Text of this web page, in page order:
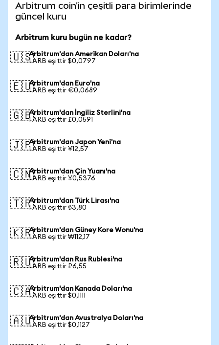
Arbitrum coin'in çeşitli para birimlerinde
güncel kuru
Arbitrum kuru bugün ne kadar?
🇺🇸Arbitrum'dan Amerikan Doları'na
1 ARB eşittir $0,0797
🇪🇺Arbitrum'dan Euro'na
1 ARB eşittir €0,0689
🇬🇧Arbitrum'dan İngiliz Sterlini'na
1 ARB eşittir £0,0591
🇯🇵Arbitrum'dan Japon Yeni'na
1 ARB eşittir ¥12,57
🇨🇳Arbitrum'dan Çin Yuanı'na
1 ARB eşittir ¥0,5376
🇹🇷Arbitrum'dan Türk Lirası'na
1 ARB eşittir ₺3,80
🇰🇷Arbitrum'dan Güney Kore Wonu'na
1 ARB eşittir ₩112,17
🇷🇺Arbitrum'dan Rus Rublesi'na
1 ARB eşittir ₽6,55
🇨🇦Arbitrum'dan Kanada Doları'na
1 ARB eşittir $0,1111
🇦🇺Arbitrum'dan Avustralya Doları'na
1 ARB eşittir $0,1127